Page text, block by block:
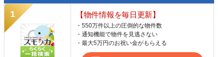
【物件情報を毎日更新】
・550万件以上の圧倒的な物件数
・通知機能で物件を見逃さない
・最大5万円のお祝い金がもらえる